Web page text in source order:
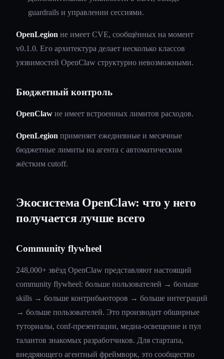
guardrails и управлении сессиями.
OpenLegion не имеет CVE, сообщённых на момент
v0.1.0. Его архитектура делает несколько классов
уязвимостей OpenClaw структурно невозможными.
Бюджетный контроль
OpenClaw не имеет встроенных лимитов расходов.
OpenLegion применяет ежедневные и месячные
бюджетные лимиты на агента с автоматическим
жёстким cutoff.
Экосистема OpenClaw: что у него
получается лучше всего
Community flywheel
248,000+ звёзд OpenClaw представляют настоящий
community flywheel: больше пользователей → больше
skills → больше контрибьюторов → больше интеграций
→ больше пользователей. Это производит обширные
туториалы, conf-презентации, медиа-освещение и пул
талантов знакомых разработчиков. Для стартапа,
внедряющего агентный фреймворк, это сообщество